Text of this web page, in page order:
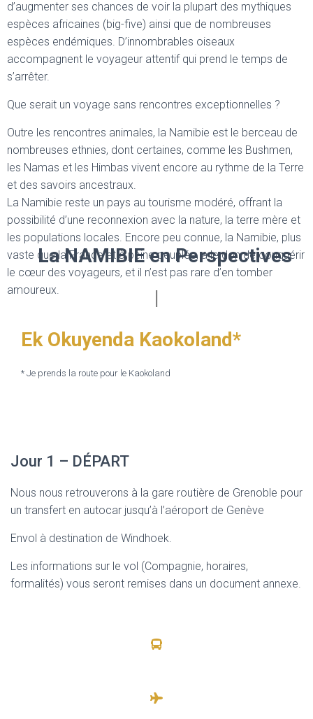
d’augmenter ses chances de voir la plupart des mythiques
espèces africaines (big-five) ainsi que de nombreuses
espèces endémiques. D’innombrables oiseaux
accompagnent le voyageur attentif qui prend le temps de
s’arrêter.
Que serait un voyage sans rencontres exceptionnelles ?
Outre les rencontres animales, la Namibie est le berceau de
nombreuses ethnies, dont certaines, comme les Bushmen,
les Namas et les Himbas vivent encore au rythme de la Terre
et des savoirs ancestraux.
La Namibie reste un pays au tourisme modéré, offrant la
possibilité d’une reconnexion avec la nature, la terre mère et
les populations locales. Encore peu connue, la Namibie, plus
vaste que la France et à peine peuplée, a le don de conquérir
le cœur des voyageurs, et il n’est pas rare d’en tomber
amoureux.
La NAMIBIE en Perspectives
|
Ek Okuyenda Kaokoland*
* Je prends la route pour le Kaokoland
Jour 1 – DÉPART
Nous nous retrouverons à la gare routière de Grenoble pour
un transfert en autocar jusqu’à l’aéroport de Genève
Envol à destination de Windhoek.
Les informations sur le vol (Compagnie, horaires,
formalités) vous seront remises dans un document annexe.